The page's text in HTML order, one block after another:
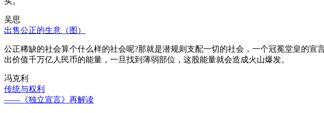
吴思
出售公正的生意（图）
公正稀缺的社会算个什么样的社会呢?那就是潜规则支配一切的社会，一个冠冕堂皇的
出价值千万亿人民币的能量，一旦找到薄弱部位，这股能量就会造成火山爆发。
冯克利
传统与权利
——《独立宣言》再解读